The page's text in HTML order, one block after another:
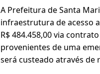
A Prefeitura de Santa
infraestrutura de acesso
R$ 484.458,00 via
provenientes de uma
será custeado através